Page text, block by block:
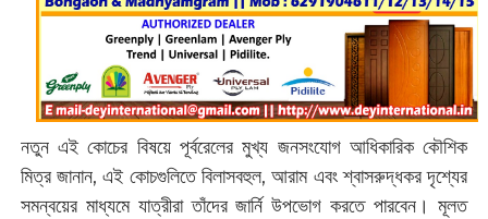
নতুন এই কোচের বিষয়ে পূর্বরেলের মুখ্য জনসংযোগ আধিকারিক কৌশিক
মিত্র জানান, এই কোচগুলিতে বিলাসবহুল, আরাম এবং শ্বাসরুদ্ধকর দৃশ্যের
সমন্বয়ের মাধ্যমে যাত্রীরা তাঁদের জার্নি উপভোগ করতে পারবেন। মূলত